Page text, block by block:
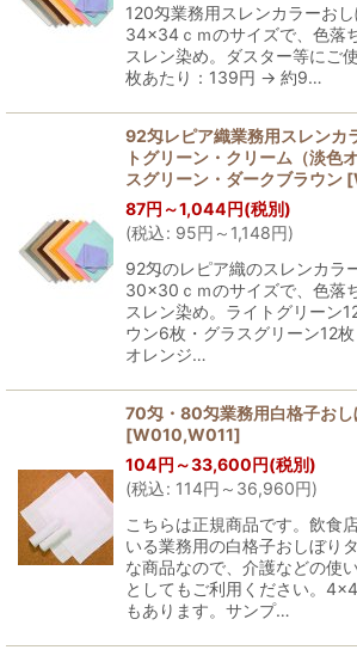
120匁業務用スレンカラーおし
34×34ｃｍのサイズで、色落
スレン染め。ダスター等にご
枚あたり：139円 → 約9…
92匁レピア織業務用スレンカ
トグリーン・クリーム（淡色
スグリーン・ダークブラウン [
87円 ～1,044円(税別)
(税込: 95円 ～1,148円)
92匁のレピア織のスレンカラ
30×30ｃｍのサイズで、色落
スレン染め。ライトグリーン
ウン6枚・グラスグリーン12
オレンジ…
70匁・80匁業務用白格子おし
[W010,W011]
104円 ～33,600円(税別)
(税込: 114円 ～36,960円)
こちらは正規商品です。飲食
いる業務用の白格子おしぼり
な商品なので、介護などの使
としてもご利用ください。
もあります。サンプ…